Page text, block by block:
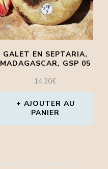
GALET EN SEPTARIA,
MADAGASCAR, GSP 05
14,20€
AJOUTER AU
PANIER